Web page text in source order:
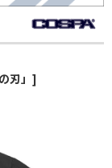
刃」]